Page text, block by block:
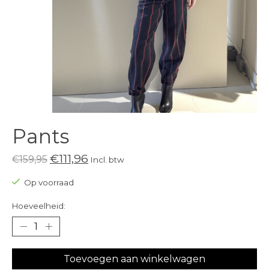
Pants
€159,95 €111,96 Incl. btw
Op voorraad
Hoeveelheid:
Toevoegen aan winkelwagen